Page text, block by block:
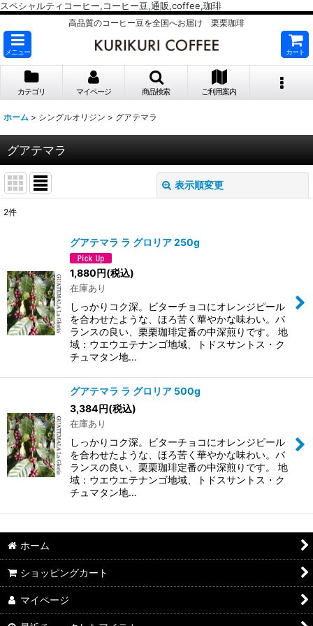
スペシャルティコーヒー,コーヒー豆,通販,coffee,珈琲
高品質のコーヒー豆を全国へお届け 栗栗珈琲
メニュー カート
カテゴリ マイページ 商品検索 ご利用案内
ホーム > シングルオリジン > グアテマラ
グアテマラ
表示順変更
絞り込む
2件
グアテマラ ラ グロリア 250g
1,880円(税込)
在庫あり
しっかりコク深。ビターチョコにオレンジピール
を合わせたような、ほろ苦く華やかな味わい。バ
ランスの良い、栗栗珈琲定番の中深煎りです。 地
域：ウエウエテナンゴ地域、トドスサントス・ク
チュマタン地…
グアテマラ ラ グロリア 500g
3,384円(税込)
在庫あり
しっかりコク深。ビターチョコにオレンジピール
を合わせたような、ほろ苦く華やかな味わい。バ
ランスの良い、栗栗珈琲定番の中深煎りです。 地
域：ウエウエテナンゴ地域、トドスサントス・ク
チュマタン地…
ホーム
ショッピングカート
マイページ